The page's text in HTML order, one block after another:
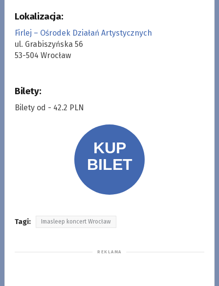
Lokalizacja:
Firlej – Ośrodek Działań Artystycznych
ul. Grabiszyńska 56
53-504 Wrocław
Bilety:
Bilety od - 42.2 PLN
Tagi: Imasleep koncert Wrocław